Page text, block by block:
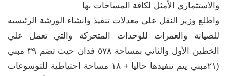
والاستثماري الأمثل لكافة المساحات بها
واطلع وزير النقل على معدلات تنفيذ وانشاء الورشة الرئيسيه
للصيانة والعمرات للوحدات المتحركة والتي تعمل علي
الخطين الأول والثاني بمساحة ٥٧٨ فدان حيث تضم ٣٩ مبني
(٢١مبني يتم تنفيذها حاليا + ١٨ مساحة احتياطية للتوسوعات